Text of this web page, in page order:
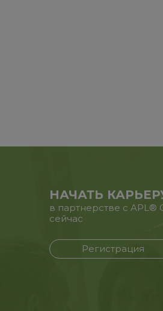
НАЧАТЬ
в партнерстве с APL®
сейчас
Регистрация